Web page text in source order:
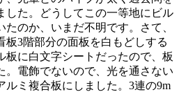
した。どうしてこの一等地にビル
のか、いまだ不明です。さて、
板3階部分の面板を白もどしする
板に白文字シートだったので、板
。電飾でないので、光を通さない
ルミ複合板にしました。3連の9m